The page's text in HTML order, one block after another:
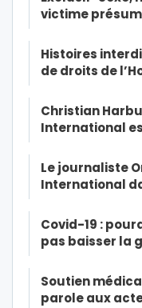
victime
Histoires
de droits de
Christian
International
Le journaliste
International
Covid-19 :
pas baisser la
Soutien
parole aux